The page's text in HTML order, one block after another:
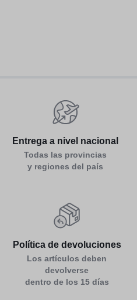
Entrega a nivel nacional
Todas las provincias
y regiones del país
Política de devoluciones
Los artículos deben
devolverse
dentro de los 15 días